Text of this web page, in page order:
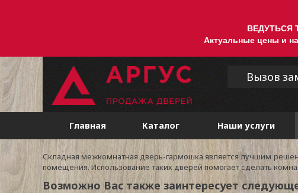
ВЕДУТЬСЯ
Актуальные цены и
Вызов
Главная Каталог Наши услуги
Складная межкомнатная дверь-гармошка является лучшим
помещения. Использование таких дверей помогает сделать
Возможно Вас также заинтересует